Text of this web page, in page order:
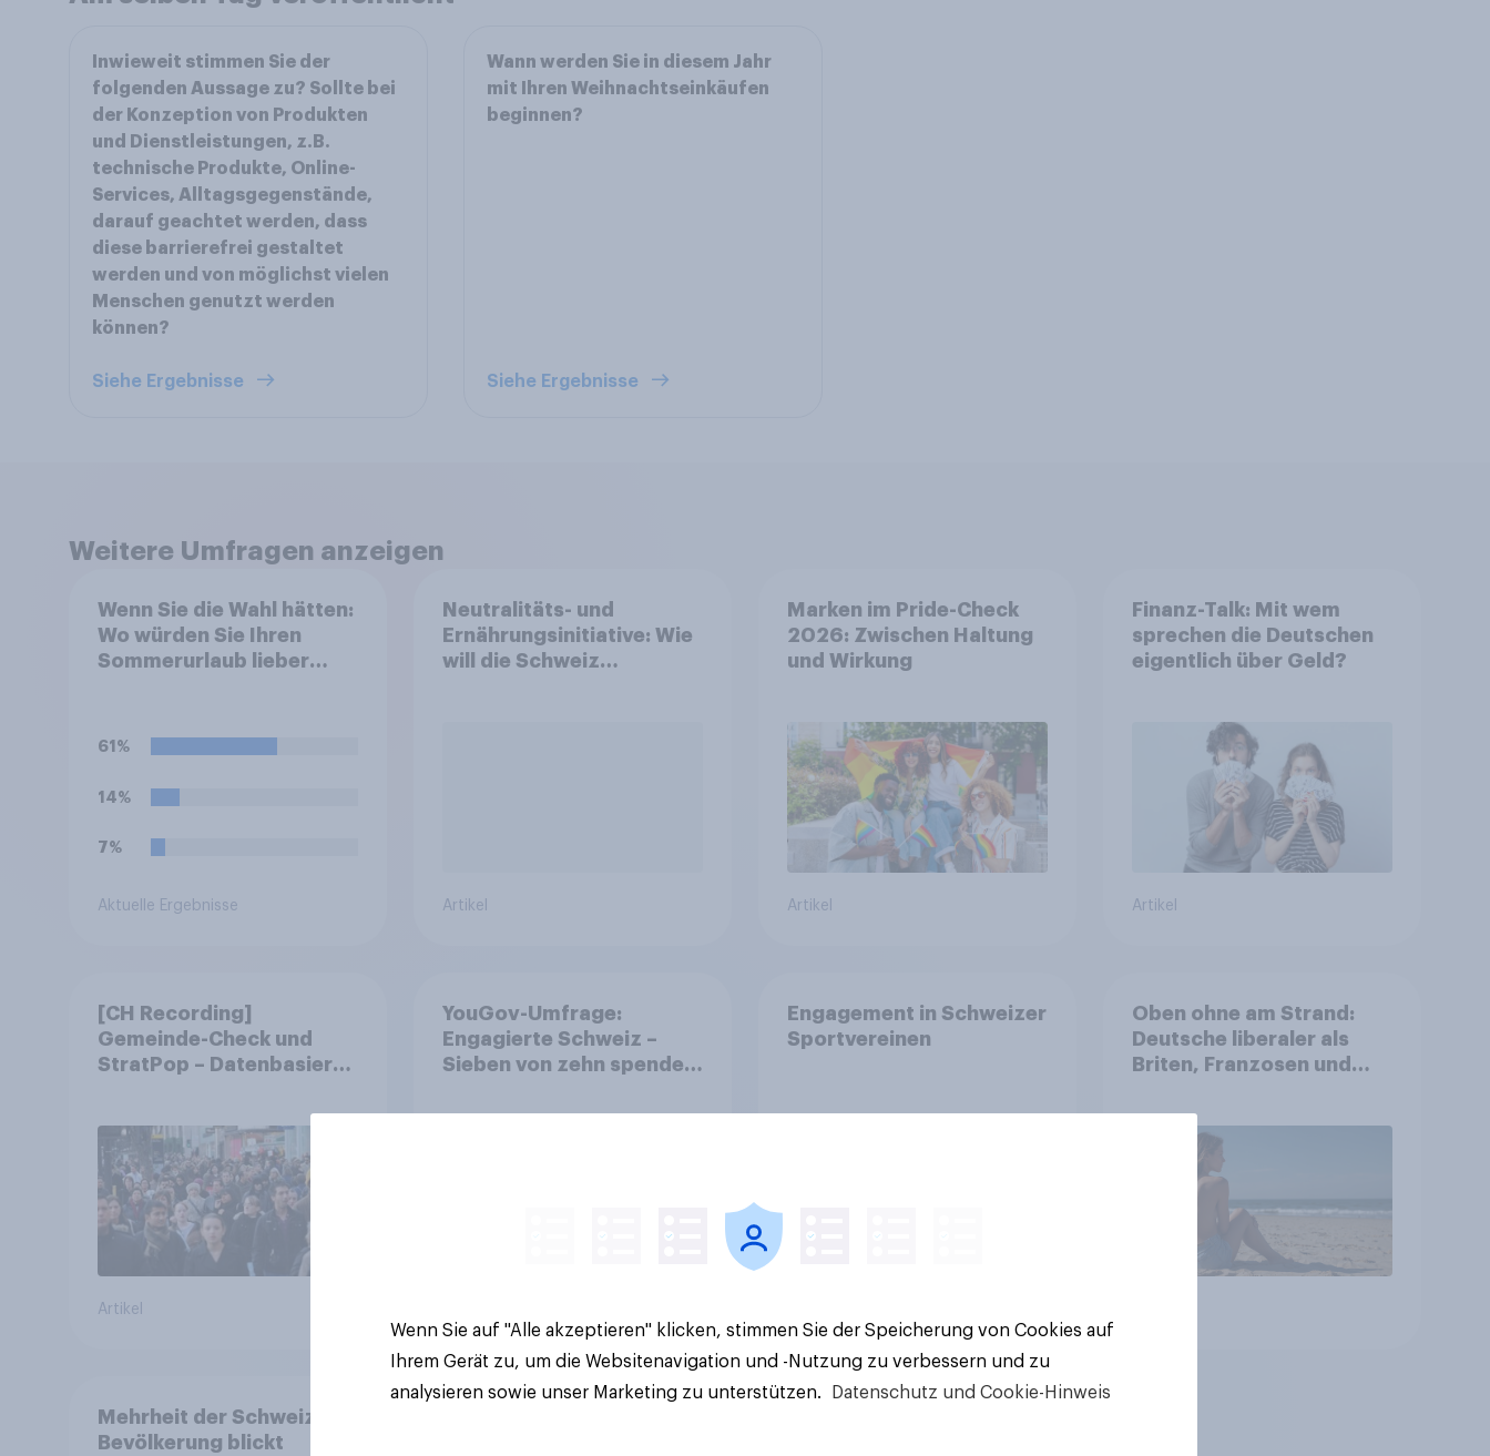
Inwieweit stimmen Sie der
folgenden Aussage zu? Sollte bei
der Konzeption von Produkten
und Dienstleistungen, z.B.
technische Produkte, Online-
Services, Alltagsgegenstände,
darauf geachtet werden, dass
diese barrierefrei gestaltet
werden und von möglichst vielen
Menschen genutzt werden
können?
Siehe Ergebnisse
Wann werden Sie in diesem Jahr
mit Ihren Weihnachtseinkäufen
beginnen?
Siehe Ergebnisse
Weitere Umfragen anzeigen
Wenn Sie die Wahl hätten:
Wo würden Sie Ihren
Sommerurlaub lieber
61%
14%
7%
Aktuelle Ergebnisse
Neutralitäts- und
Ernährungsinitiative: Wie
will die Schweiz
Artikel
Marken im Pride-Check
2026: Zwischen Haltung
und Wirkung
Artikel
Finanz-Talk: Mit wem
sprechen die Deutschen
eigentlich über Geld?
Artikel
[CH Recording]
Gemeinde-Check und
StratPop – Datenbasierte
Artikel
YouGov-Umfrage:
Engagierte Schweiz –
Sieben von zehn spenden,
freiwillig
Engagement in Schweizer
Sportvereinen
Oben ohne am Strand:
Deutsche liberaler als
Briten, Franzosen und
Mehrheit der Schweizer
Bevölkerung blickt
Wenn Sie auf "Alle akzeptieren" klicken, stimmen Sie der Speicherung von Cookies auf
Ihrem Gerät zu, um die Websitenavigation und -Nutzung zu verbessern und zu
analysieren sowie unser Marketing zu unterstützen.
Datenschutz und Cookie-Hinweis